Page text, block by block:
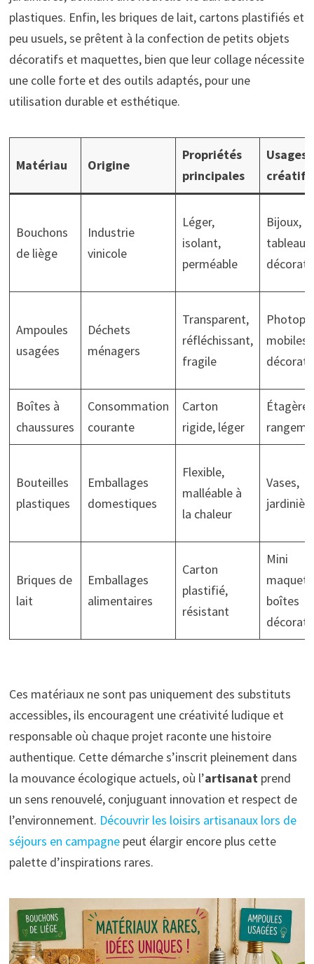
plastiques. Enfin, les briques de lait, cartons plastifiés et
peu usuels, se prêtent à la confection de petits objets
décoratifs et maquettes, bien que leur collage nécessite
une colle forte et des outils adaptés, pour une
utilisation durable et esthétique.
Matériau Origine
Propriétés
principales
Usages
créatifs
Bouchons
de liège
Industrie
vinicole
Léger,
isolant,
perméable
Bijoux,
tableaux
Ampoules
usagées
Déchets
ménagers
Transparent,
réfléchissant,
fragile
mobiles
Boîtes à
chaussures
Consommation
courante
Carton
rigide, léger
Bouteilles
plastiques
Emballages
domestiques
Flexible,
malléable à
la chaleur
Vases,
Briques de
lait
Emballages
alimentaires
Carton
plastifié,
résistant
Mini
boîtes
Ces matériaux ne sont pas uniquement des substituts
accessibles, ils encouragent une créativité ludique et
responsable où chaque projet raconte une histoire
authentique. Cette démarche s’inscrit pleinement dans
la mouvance écologique actuels, où l’artisanatprend
un sens renouvelé, conjuguant innovation et respect de
l’environnement. Découvrir les loisirs artisanaux lors de
séjours en campagnepeut élargir encore plus cette
palette d’inspirations rares.